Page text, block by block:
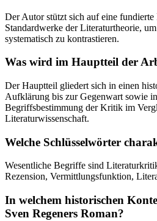
Der Autor stützt sich auf eine
Standardwerke der Literaturtheorie,
systematisch zu kontrastieren.
Was wird im Hauptteil der
Der Hauptteil gliedert sich in einen
Aufklärung bis zur Gegenwart sowie
Begriffsbestimmung der Kritik im
Literaturwissenschaft.
Welche Schlüsselwörter
Wesentliche Begriffe sind
Rezension, Vermittlungsfunktion,
In welchem historischen
Sven Regeners Roman?